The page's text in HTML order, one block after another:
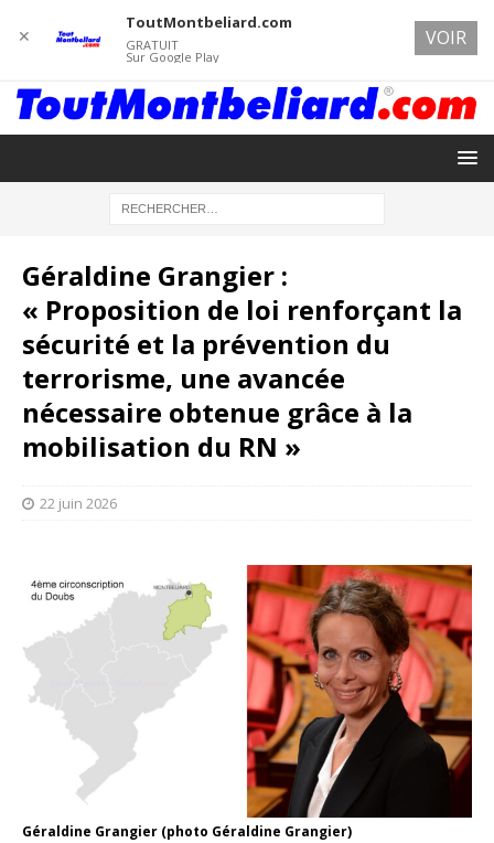
Géraldine Grangier :
« Proposition de loi renforçant la
sécurité et la prévention du
terrorisme, une avancée
nécessaire obtenue grâce à la
mobilisation du RN »
22 juin 2026
Géraldine Grangier (photo Géraldine Grangier)
✕
ToutMontbeliard.com
GRATUIT
Sur Google Play
VOIR